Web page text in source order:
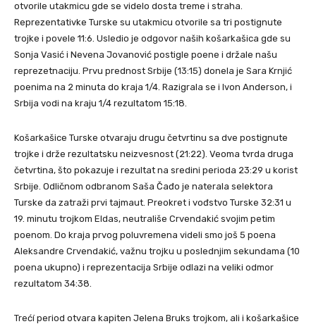
otvorile utakmicu gde se videlo dosta treme i straha.
Reprezentativke Turske su utakmicu otvorile sa tri postignute
trojke i povele 11:6. Usledio je odgovor naših košarkašica gde su
Sonja Vasić i Nevena Jovanović postigle poene i držale našu
reprezetnaciju. Prvu prednost Srbije (13:15) donela je Sara Krnjić
poenima na 2 minuta do kraja 1/4. Razigrala se i Ivon Anderson, i
Srbija vodi na kraju 1/4 rezultatom 15:18.
Košarkašice Turske otvaraju drugu četvrtinu sa dve postignute
trojke i drže rezultatsku neizvesnost (21:22). Veoma tvrda druga
četvrtina, što pokazuje i rezultat na sredini perioda 23:29 u korist
Srbije. Odličnom odbranom Saša Čađo je naterala selektora
Turske da zatraži prvi tajmaut. Preokret i vođstvo Turske 32:31 u
19. minutu trojkom Eldas, neutrališe Crvendakić svojim petim
poenom. Do kraja prvog poluvremena videli smo još 5 poena
Aleksandre Crvendakić, važnu trojku u poslednjim sekundama (10
poena ukupno) i reprezentacija Srbije odlazi na veliki odmor
rezultatom 34:38.
Trećí period otvara kapiten Jelena Bruks trojkom, ali i košarkašice